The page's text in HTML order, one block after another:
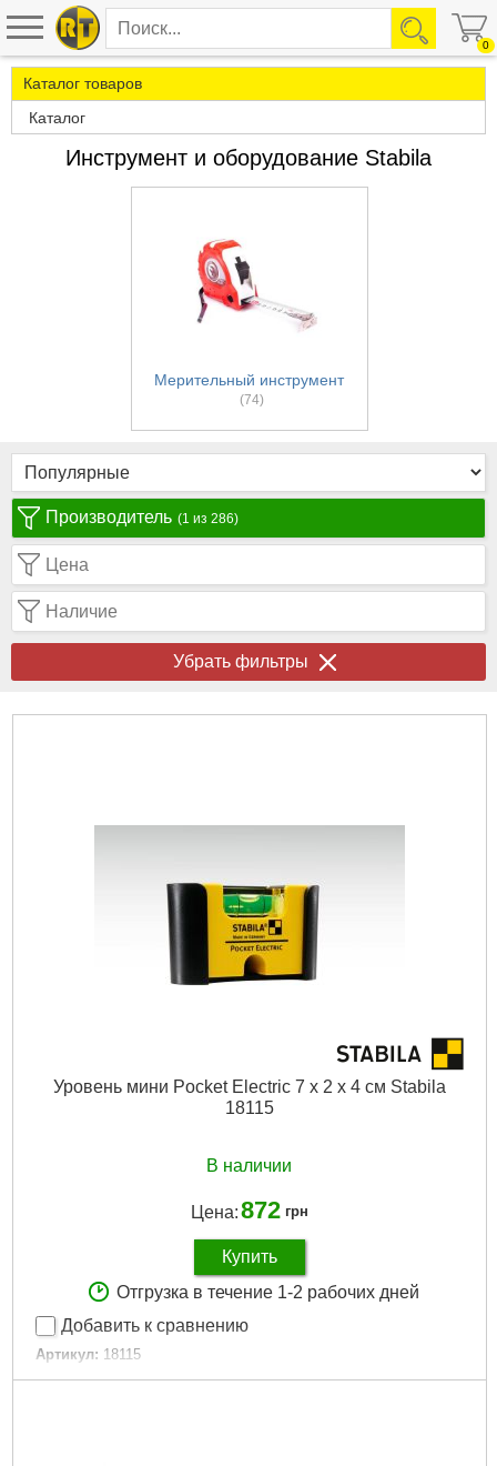
0
Каталог товаров
Каталог
Инструмент и оборудование Stabila
Мерительный инструмент
(74)
Производитель (1 из 286)
Цена
Наличие
Убрать фильтры
Уровень мини Pocket Electric 7 х 2 х 4 см Stabila
18115
В наличии
Цена:872 грн
Купить
Отгрузка в течение 1-2 рабочих дней
Добавить к сравнению
Артикул: 18115
Код товара: 19.27.63